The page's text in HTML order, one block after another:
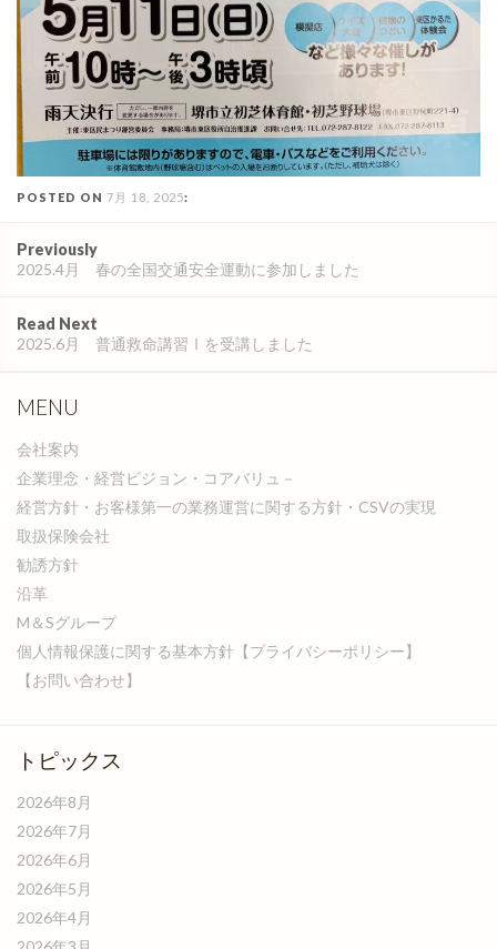
POSTED ON 7月 18, 2025:
navigation
Previously
2025.4月 春の全国交通安全運動に参加しました
Read Next
2025.6月 普通救命講習Ⅰを受講しました
MENU
会社案内
企業理念・経営ビジョン・コアバリュ－
経営方針・お客様第一の業務運営に関する方針・CSVの実現
取扱保険会社
勧誘方針
沿革
M＆Sグループ
個人情報保護に関する基本方針【プライバシーポリシー】
【お問い合わせ】
トピックス
2026年8月
2026年7月
2026年6月
2026年5月
2026年4月